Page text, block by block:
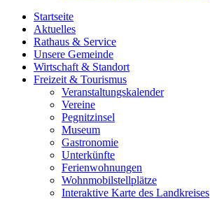
Startseite
Aktuelles
Rathaus & Service
Unsere Gemeinde
Wirtschaft & Standort
Freizeit & Tourismus
Veranstaltungskalender
Vereine
Pegnitzinsel
Museum
Gastronomie
Unterkünfte
Ferienwohnungen
Wohnmobilstellplätze
Interaktive Karte des Landkreises